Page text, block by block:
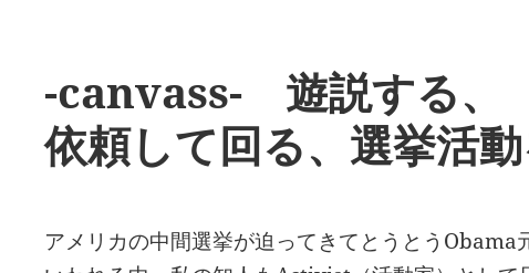
-canvass- 遊説する、
依頼して回る、選挙活
アメリカの中間選挙が迫ってきてとうとう Obama